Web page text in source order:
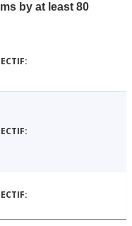
by at least 80